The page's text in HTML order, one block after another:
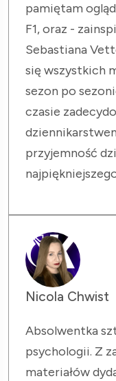
pamiętam
F1, oraz -
Sebastiana
się wszystkich
sezon po
czasie
przyjemność
Nicola Chwist
Absolwentka
psychologii. Z
materiałów